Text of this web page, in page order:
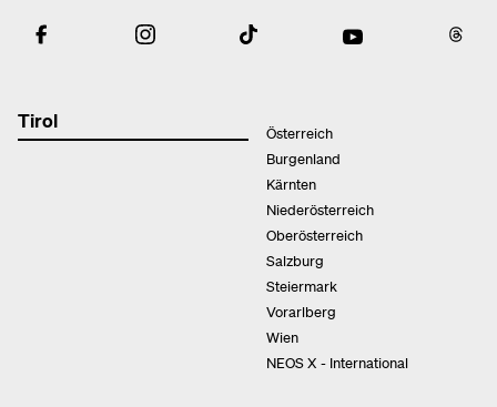
Tirol
Österreich
Burgenland
Kärnten
Niederösterreich
Oberösterreich
Salzburg
Steiermark
Vorarlberg
Wien
NEOS X - International